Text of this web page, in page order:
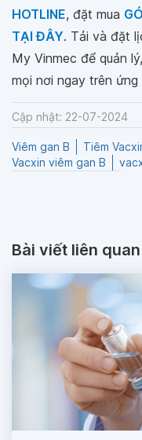
HOTLINE, đặt mua
TẠI ĐÂY. Tải và đặt
My Vinmec để quản
mọi nơi ngay trên ứng
Cập nhật: 22-07-2024
Viêm gan B Tiêm
Vacxin viêm gan B
Bài viết liên quan